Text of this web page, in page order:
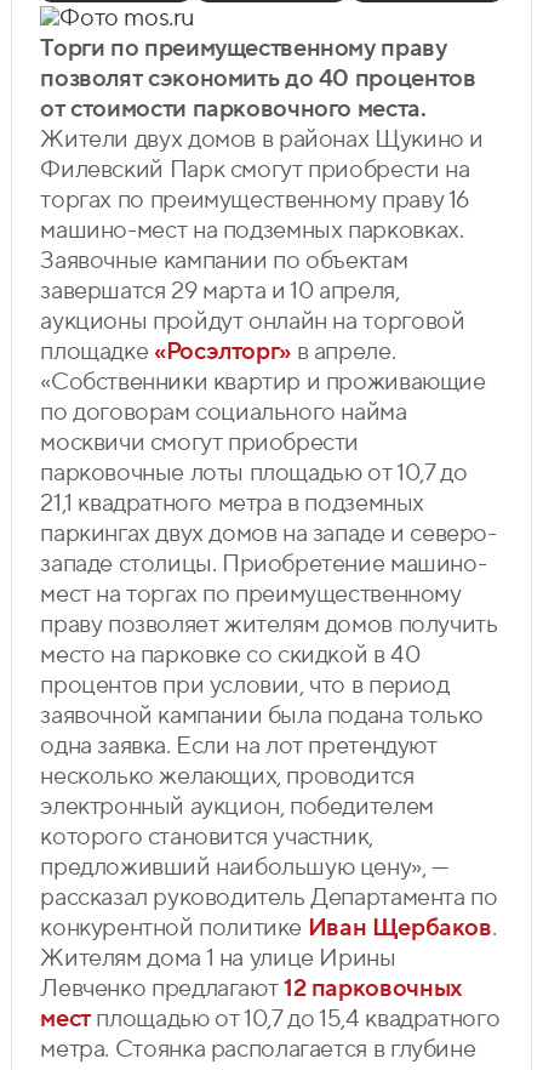
Фото mos.ru
Торги по преимущественному праву
позволят сэкономить до 40 процентов
от стоимости парковочного места.
Жители двух домов в районах Щукино и
Филевский Парк смогут приобрести на
торгах по преимущественному праву 16
машино-мест на подземных парковках.
Заявочные кампании по объектам
завершатся 29 марта и 10 апреля,
аукционы пройдут онлайн на торговой
площадке «Росэлторг»в апреле.
«Собственники квартир и проживающие
по договорам социального найма
москвичи смогут приобрести
парковочные лоты площадью от 10,7 до
21,1 квадратного метра в подземных
паркингах двух домов на западе и северо-
западе столицы. Приобретение машино-
мест на торгах по преимущественному
праву позволяет жителям домов получить
место на парковке со скидкой в 40
процентов при условии, что в период
заявочной кампании была подана только
одна заявка. Если на лот претендуют
несколько желающих, проводится
электронный аукцион, победителем
которого становится участник,
предложивший наибольшую цену», —
рассказал руководитель Департамента по
конкурентной политике Иван Щербаков.
Жителям дома 1 на улице Ирины
Левченко предлагают12 парковочных
местплощадью от 10,7 до 15,4 квадратного
метра. Стоянка располагается в глубине